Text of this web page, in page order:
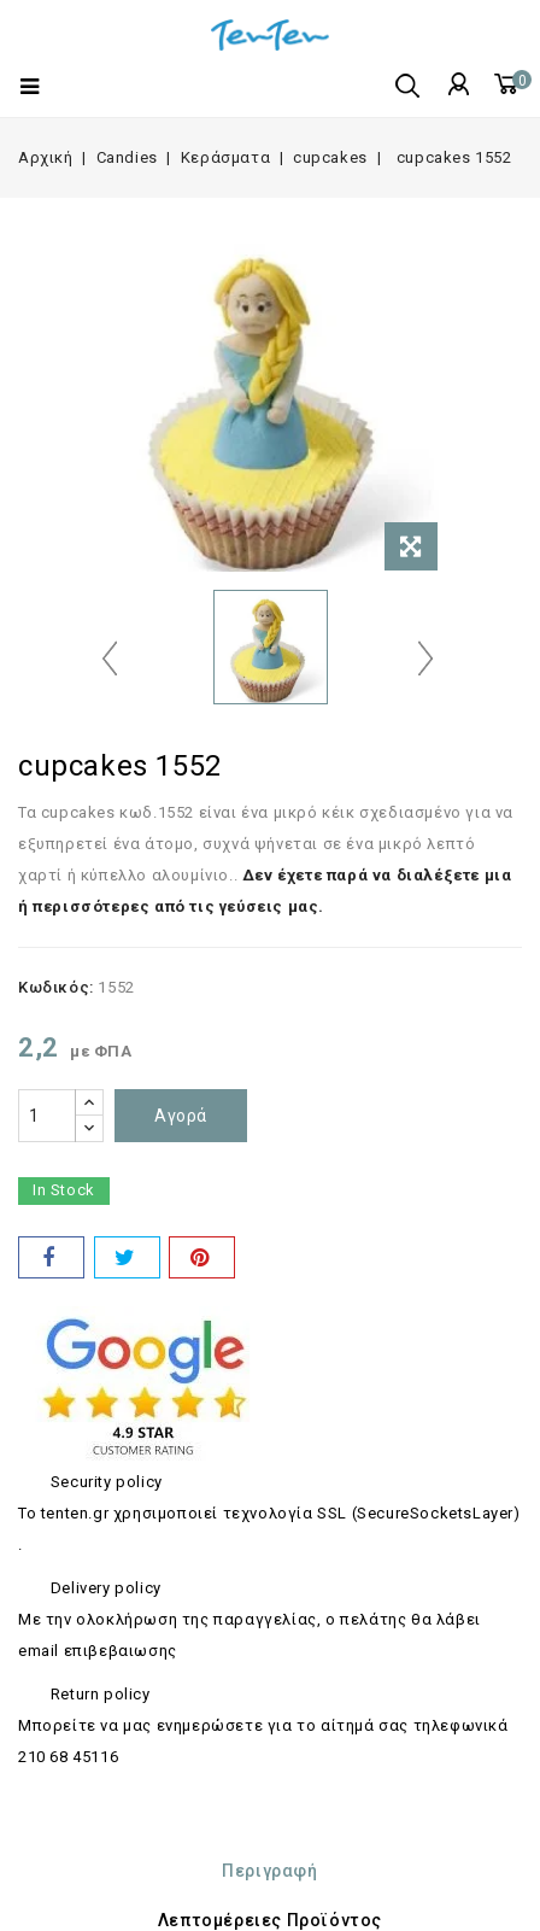
0
Αρχική Candies Κεράσματα cupcakes cupcakes 1552
cupcakes 1552
Τα cupcakes κωδ.1552 είναι ένα μικρό κέικ σχεδιασμένο για να
εξυπηρετεί ένα άτομο, συχνά ψήνεται σε ένα μικρό λεπτό
χαρτί ή κύπελλο αλουμίνιο.. Δεν έχετε παρά να διαλέξετε μια
ή περισσότερες από τις γεύσεις μας.
Κωδικός: 1552
2,2 με ΦΠΑ
Αγορά
In Stock
Security policy
Το tenten.gr χρησιμοποιεί τεχνολογία SSL (SecureSocketsLayer)
Delivery policy
Με την ολοκλήρωση της παραγγελίας, ο πελάτης θα λάβει
email επιβεβαιωσης
Return policy
Mπορείτε να μας ενημερώσετε για το αίτημά σας τηλεφωνικά
210 68 45116
Περιγραφή
Λεπτομέρειες Προϊόντος